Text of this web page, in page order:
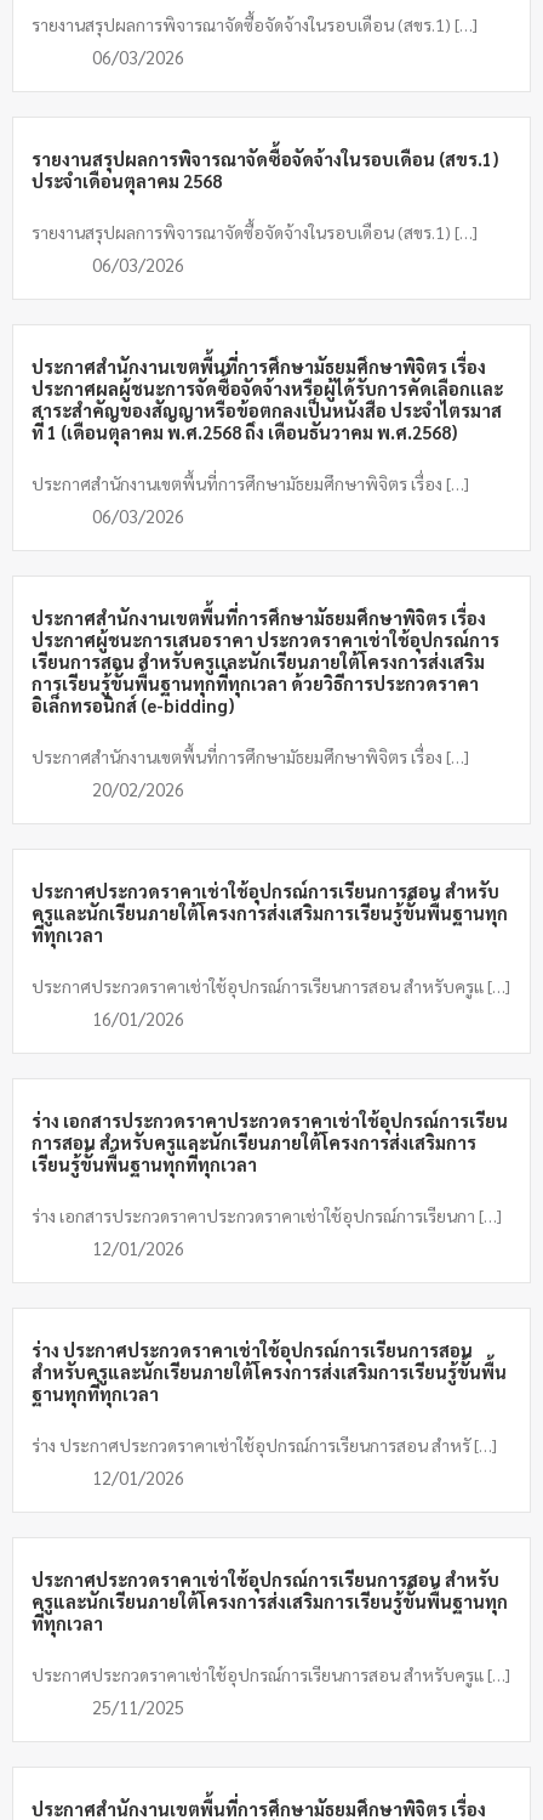
รายงานสรุปผลการพิจารณาจัดซื้อจัดจ้างในรอบเดือน (สขร.1) […]
06/03/2026
รายงานสรุปผลการพิจารณาจัดซื้อจัดจ้างในรอบเดือน (สขร.1)
ประจำเดือนตุลาคม 2568
รายงานสรุปผลการพิจารณาจัดซื้อจัดจ้างในรอบเดือน (สขร.1) […]
06/03/2026
ประกาศสำนักงานเขตพื้นที่การศึกษามัธยมศึกษาพิจิตร เรื่อง
ประกาศผลผู้ชนะการจัดซื้อจัดจ้างหรือผู้ได้รับการคัดเลือกเเละ
สาระสำคัญของสัญญาหรือข้อตกลงเป็นหนังสือ ประจำไตรมาส
ที่ 1 (เดือนตุลาคม พ.ศ.2568 ถึง เดือนธันวาคม พ.ศ.2568)
ประกาศสำนักงานเขตพื้นที่การศึกษามัธยมศึกษาพิจิตร เรื่อง […]
06/03/2026
ประกาศสำนักงานเขตพื้นที่การศึกษามัธยมศึกษาพิจิตร เรื่อง
ประกาศผู้ชนะการเสนอราคา ประกวดราคาเช่าใช้อุปกรณ์การ
เรียนการสอน สำหรับครูเเละนักเรียนภายใต้โครงการส่งเสริม
การเรียนรู้ขั้นพื้นฐานทุกที่ทุกเวลา ด้วยวิธีการประกวดราคา
อิเล็กทรอนิกส์ (e-bidding)
ประกาศสำนักงานเขตพื้นที่การศึกษามัธยมศึกษาพิจิตร เรื่อง […]
20/02/2026
ประกาศประกวดราคาเช่าใช้อุปกรณ์การเรียนการสอน สำหรับ
ครูและนักเรียนภายใต้โครงการส่งเสริมการเรียนรู้ขั้นพื้นฐานทุก
ที่ทุกเวลา
ประกาศประกวดราคาเช่าใช้อุปกรณ์การเรียนการสอน สำหรับครูแ […]
16/01/2026
ร่าง เอกสารประกวดราคาประกวดราคาเช่าใช้อุปกรณ์การเรียน
การสอน สำหรับครูและนักเรียนภายใต้โครงการส่งเสริมการ
เรียนรู้ขั้นพื้นฐานทุกที่ทุกเวลา
ร่าง เอกสารประกวดราคาประกวดราคาเช่าใช้อุปกรณ์การเรียนกา […]
12/01/2026
ร่าง ประกาศประกวดราคาเช่าใช้อุปกรณ์การเรียนการสอน
สำหรับครูและนักเรียนภายใต้โครงการส่งเสริมการเรียนรู้ขั้นพื้น
ฐานทุกที่ทุกเวลา
ร่าง ประกาศประกวดราคาเช่าใช้อุปกรณ์การเรียนการสอน สำหรั […]
12/01/2026
ประกาศประกวดราคาเช่าใช้อุปกรณ์การเรียนการสอน สำหรับ
ครูและนักเรียนภายใต้โครงการส่งเสริมการเรียนรู้ขั้นพื้นฐานทุก
ที่ทุกเวลา
ประกาศประกวดราคาเช่าใช้อุปกรณ์การเรียนการสอน สำหรับครูแ […]
25/11/2025
ประกาศสำนักงานเขตพื้นที่การศึกษามัธยมศึกษาพิจิตร เรื่อง